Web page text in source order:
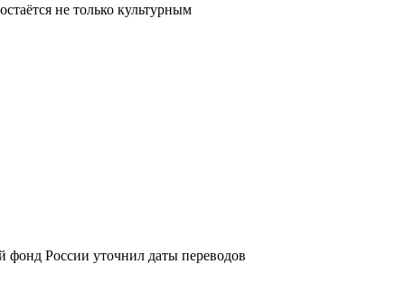
не только культурным
фонд России уточнил даты переводов